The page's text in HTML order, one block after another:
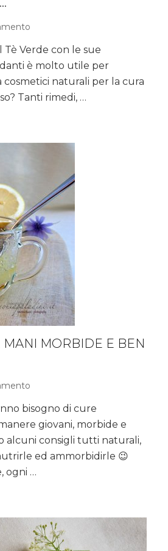
verde,
non
solo
bere!
Tonico
Tè Verde con le sue
è molto utile per
cosmetici naturali per la cura
Tanti rimedi, …
MANI MORBIDE E BEN
avere
Mani
morbide
ben
idratate…
bisogno di cure
giovani, morbide e
alcuni consigli tutti naturali,
ed ammorbidirle 😉
ogni …